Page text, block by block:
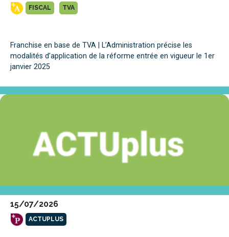
FISCAL TVA
Franchise en base de TVA | L’Administration précise les
modalités d’application de la réforme entrée en vigueur le 1er
janvier 2025
15/07/2026
ACTUPLUS